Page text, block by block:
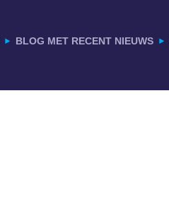
BLOG MET RECENT NIEUWS